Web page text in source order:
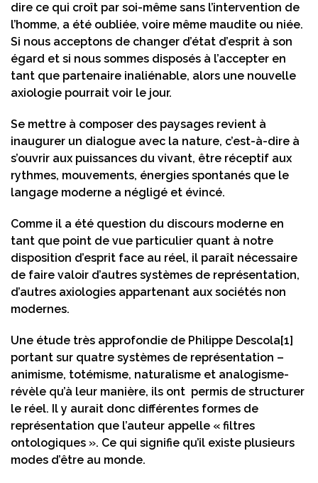
dire ce qui croît par soi-même sans l’intervention de
l’homme, a été oubliée, voire même maudite ou niée.
Si nous acceptons de changer d’état d’esprit à son
égard et si nous sommes disposés à l’accepter en
tant que partenaire inaliénable, alors une nouvelle
axiologie pourrait voir le jour.
Se mettre à composer des paysages revient à
inaugurer un dialogue avec la nature, c’est-à-dire à
s’ouvrir aux puissances du vivant, être réceptif aux
rythmes, mouvements, énergies spontanés que le
langage moderne a négligé et évincé.
Comme il a été question du discours moderne en
tant que point de vue particulier quant à notre
disposition d’esprit face au réel, il paraît nécessaire
de faire valoir d’autres systèmes de représentation,
d’autres axiologies appartenant aux sociétés non
modernes.
Une étude très approfondie de Philippe Descola[1]
portant sur quatre systèmes de représentation –
animisme, totémisme, naturalisme et analogisme-
révèle qu’à leur manière, ils ont permis de structurer
le réel. Il y aurait donc différentes formes de
représentation que l’auteur appelle « filtres
ontologiques ». Ce qui signifie qu’il existe plusieurs
modes d’être au monde.